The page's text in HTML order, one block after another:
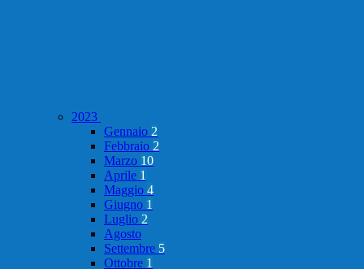
2023
Gennaio 2
Febbraio 2
Marzo 10
Aprile 1
Maggio 4
Giugno 1
Luglio 2
Agosto
Settembre 5
Ottobre 1